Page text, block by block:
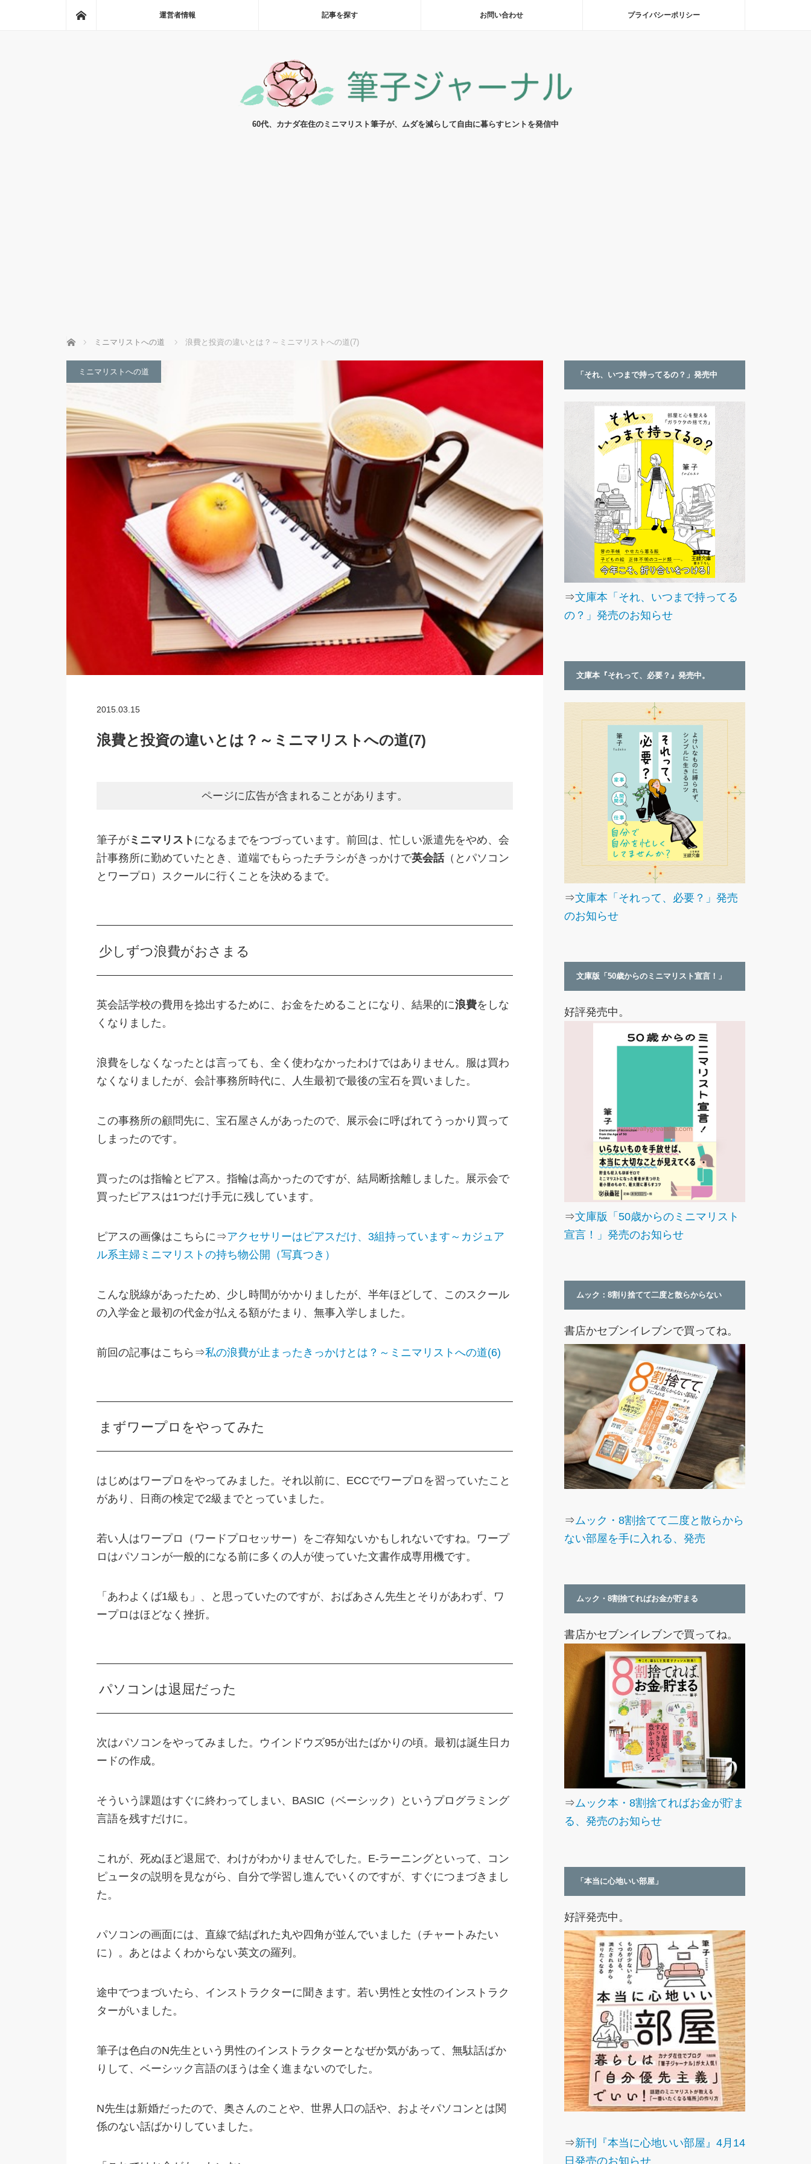
運営者情報 記事を探す お問い合わせ プライバシーポリシー
60代、カナダ在住のミニマリスト筆子が、ムダを減らして自由に暮らすヒントを発信中
ホーム ミニマリストへの道 浪費と投資の違いとは？～ミニマリストへの道(7)
ミニマリストへの道
2015.03.15
浪費と投資の違いとは？～ミニマリストへの道(7)
ページに広告が含まれることがあります。
筆子がミニマリスト になるまでをつづっています。前回は、忙しい派遣先をやめ、会
計事務所に勤めていたとき、道端でもらったチラシがきっかけで英会話（とパソコン
とワープロ）スクールに行くことを決めるまで。
少しずつ浪費がおさまる
英会話学校の費用を捻出するために、お金をためることになり、結果的に浪費をしな
くなりました。
浪費をしなくなったとは言っても、全く使わなかったわけではありません。服は買わ
なくなりましたが、会計事務所時代に、人生最初で最後の宝石を買いました。
この事務所の顧問先に、宝石屋さんがあったので、展示会に呼ばれてうっかり買って
しまったのです。
買ったのは指輪とピアス。指輪は高かったのですが、結局断捨離しました。展示会で
買ったピアスは1つだけ手元に残しています。
ピアスの画像はこちらに⇒アクセサリーはピアスだけ、3組持っています～カジュア
ル系主婦ミニマリストの持ち物公開（写真つき）
こんな脱線があったため、少し時間がかかりましたが、半年ほどして、このスクール
の入学金と最初の代金が払える額がたまり、無事入学しました。
前回の記事はこちら⇒私の浪費が止まったきっかけとは？～ミニマリストへの道(6)
まずワープロをやってみた
はじめはワープロをやってみました。それ以前に、ECCでワープロを習っていたこと
があり、日商の検定で2級までとっていました。
若い人はワープロ（ワードプロセッサー）をご存知ないかもしれないですね。ワープ
ロはパソコンが一般的になる前に多くの人が使っていた文書作成専用機です。
「あわよくば1級も」、と思っていたのですが、おばあさん先生とそりがあわず、ワ
ープロはほどなく挫折。
パソコンは退屈だった
次はパソコンをやってみました。ウインドウズ95が出たばかりの頃。最初は誕生日カ
ードの作成。
そういう課題はすぐに終わってしまい、BASIC（ベーシック）というプログラミング
言語を残すだけに。
これが、死ぬほど退屈で、わけがわかりませんでした。E-ラーニングといって、コン
ピュータの説明を見ながら、自分で学習し進んでいくのですが、すぐにつまづきまし
た。
パソコンの画面には、直線で結ばれた丸や四角が並んでいました（チャートみたい
に）。あとはよくわからない英文の羅列。
途中でつまづいたら、インストラクターに聞きます。若い男性と女性のインストラク
ターがいました。
筆子は色白のN先生という男性のインストラクターとなぜか気があって、無駄話ばか
りして、ベーシック言語のほうは全く進まないのでした。
N先生は新婚だったので、奥さんのことや、世界人口の話や、およそパソコンとは関
係のない話ばかりしていました。
「それ、いつまで持ってるの？」発売中
⇒文庫本「それ、いつまで持ってる
の？」発売のお知らせ
文庫本『それって、必要？』発売中。
⇒文庫本「それって、必要？」発売
のお知らせ
文庫版「50歳からのミニマリスト宣言！」
好評発売中。
⇒文庫版「50歳からのミニマリスト
宣言！」発売のお知らせ
ムック：8割り捨てて二度と散らからない
書店かセブンイレブンで買ってね。
⇒ムック・8割捨てて二度と散らから
ない部屋を手に入れる、発売
ムック・8割捨てればお金が貯まる
書店かセブンイレブンで買ってね。
⇒ムック本・8割捨てればお金が貯ま
る、発売のお知らせ
「本当に心地いい部屋」
好評発売中。
⇒新刊『本当に心地いい部屋』4月14
日発売のお知らせ